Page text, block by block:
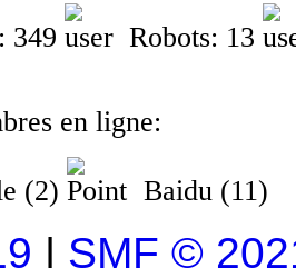
349
Robots: 13
en ligne:
(2) Baidu (11)
| SMF ©